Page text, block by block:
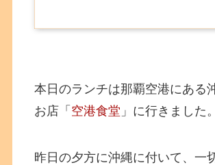
本日のランチは那覇空港にある
お店「 空港食堂 」に行きました。
昨日の夕方に沖縄に付いて、一